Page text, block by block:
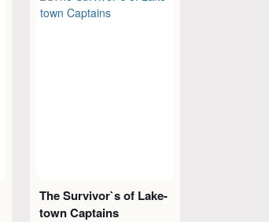
The Survivor`s of Lake-
town Captains